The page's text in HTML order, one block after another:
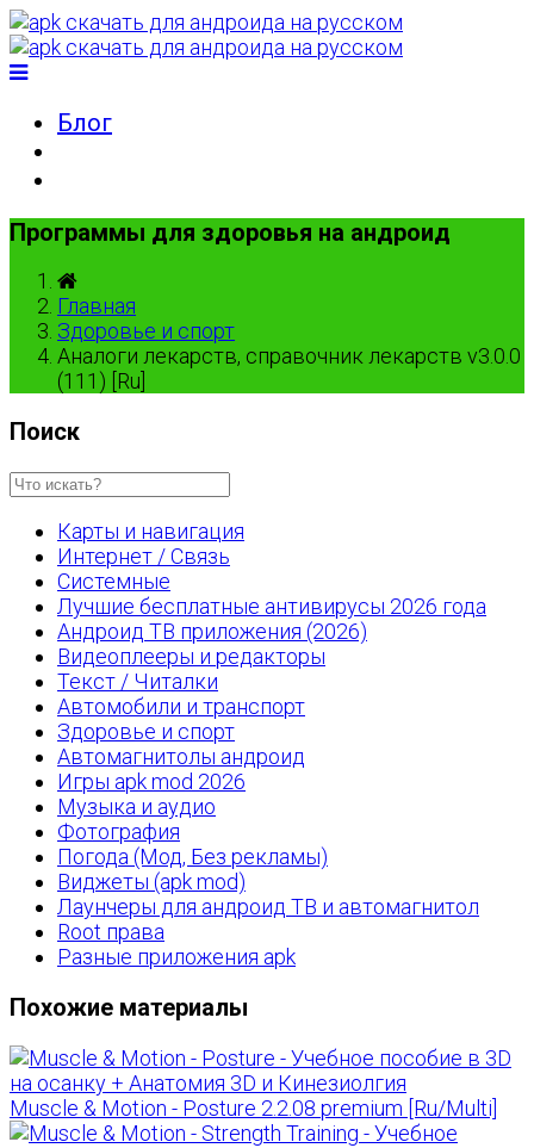
Блог
Программы для здоровья на андроид
Главная
Здоровье и спорт
Аналоги лекарств, справочник лекарств v3.0.0
(111) [Ru]
Поиск
Карты и навигация
Интернет / Связь
Системные
Лучшие бесплатные антивирусы 2026 года
Андроид ТВ приложения (2026)
Видеоплееры и редакторы
Текст / Читалки
Автомобили и транспорт
Здоровье и спорт
Автомагнитолы андроид
Игры apk mod 2026
Музыка и аудио
Фотография
Погода (Мод, Без рекламы)
Виджеты (apk mod)
Лаунчеры для андроид ТВ и автомагнитол
Root права
Разные приложения apk
Похожие материалы
Muscle & Motion - Posture 2.2.08 premium [Ru/Multi]